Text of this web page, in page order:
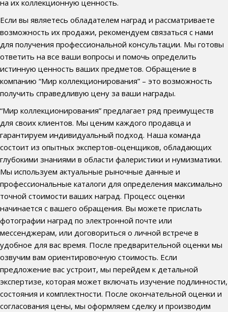
на их коллекционную ценность.
Если вы являетесь обладателем наград и рассматриваете
возможность их продажи, рекомендуем связаться с нами
для получения профессиональной консультации. Мы готовы
ответить на все ваши вопросы и помочь определить
истинную ценность ваших предметов. Обращение в
компанию “Мир коллекционирования” – это возможность
получить справедливую цену за ваши награды.
“Мир коллекционирования” предлагает ряд преимуществ
для своих клиентов. Мы ценим каждого продавца и
гарантируем индивидуальный подход. Наша команда
состоит из опытных экспертов-оценщиков, обладающих
глубокими знаниями в области фалеристики и нумизматики.
Мы используем актуальные рыночные данные и
профессиональные каталоги для определения максимально
точной стоимости ваших наград. Процесс оценки
начинается с вашего обращения. Вы можете прислать
фотографии наград по электронной почте или
мессенджерам, или договориться о личной встрече в
удобное для вас время. После предварительной оценки мы
озвучим вам ориентировочную стоимость. Если
предложение вас устроит, мы перейдем к детальной
экспертизе, которая может включать изучение подлинности,
состояния и комплектности. После окончательной оценки и
согласования цены, мы оформляем сделку и производим